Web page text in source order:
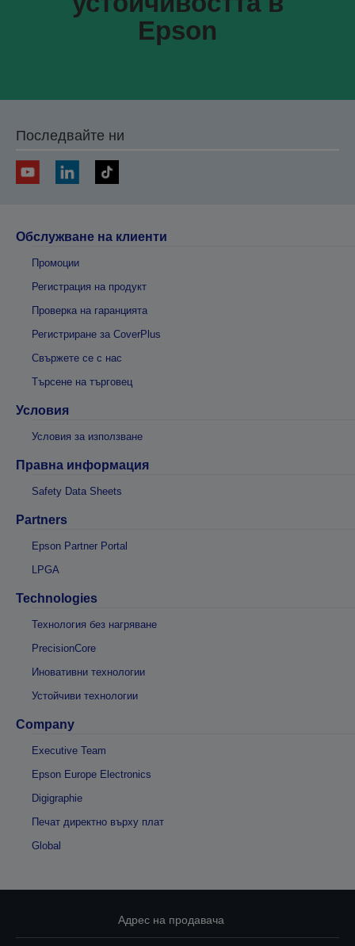
Epson
Последвайте ни
Обслужване на клиенти
Промоции
Регистрация на продукт
Проверка на гаранцията
Регистриране за CoverPlus
Свържете се с нас
Търсене на търговец
Условия
Условия за използване
Правна информация
Safety Data Sheets
Partners
Epson Partner Portal
LPGA
Technologies
Технология без нагряване
PrecisionCore
Иновативни технологии
Устойчиви технологии
Company
Executive Team
Epson Europe Electronics
Digigraphie
Печат директно върху плат
Global
Адрес на продавача